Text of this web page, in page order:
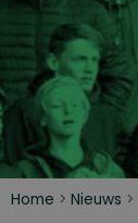
Home > Nieuws >